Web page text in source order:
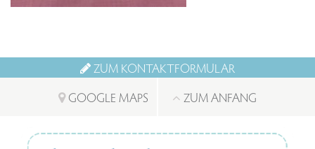
ZUM KONTAKTFORMULAR
GOOGLE MAPS
ZUM ANFANG